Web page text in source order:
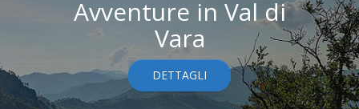
Avventure in Val di
Vara
DETTAGLI